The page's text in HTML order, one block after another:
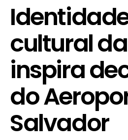
cultural
inspira
do
Salvador